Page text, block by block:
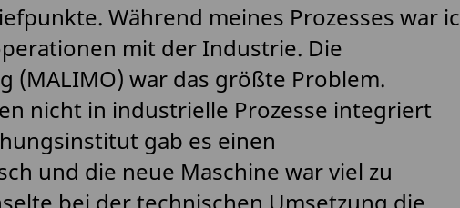
Während meines Prozesses war
mit der Industrie. Die
(MALIMO) war das größte Problem.
nicht in industrielle Prozesse integriert
gab es einen
und die neue Maschine war viel zu
bei der technischen Umsetzung die